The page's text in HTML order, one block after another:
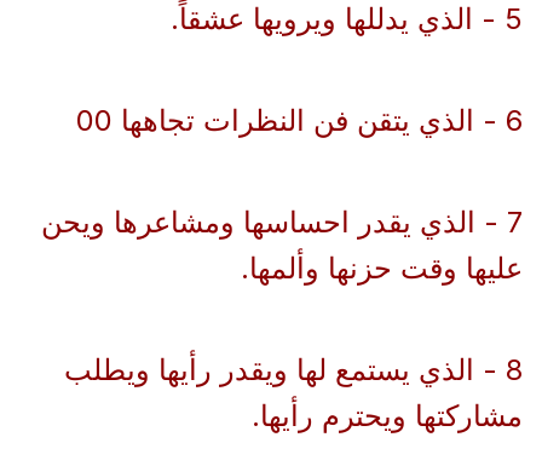
5 - الذي يدللها ويرويها عشقاً.
6 - الذي يتقن فن النظرات تجاهها 00
7 - الذي يقدر احساسها ومشاعرها ويحن
عليها وقت حزنها وألمها.
8 - الذي يستمع لها ويقدر رأيها ويطلب
مشاركتها ويحترم رأيها.